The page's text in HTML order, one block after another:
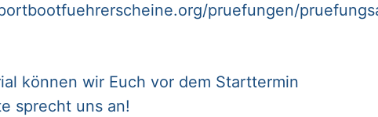
pruefungen/
können wir Euch vor dem Starttermin
sprecht uns an!